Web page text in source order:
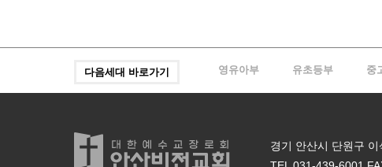
다음세대 바로가기 영유아부 유초등부 중
경기 안산시 단원구